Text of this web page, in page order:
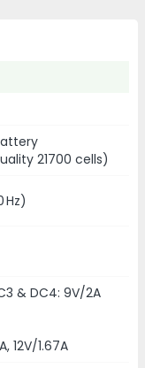
21700 cells)
Hz)
& DC4: 9V/2A
12V/1.67A